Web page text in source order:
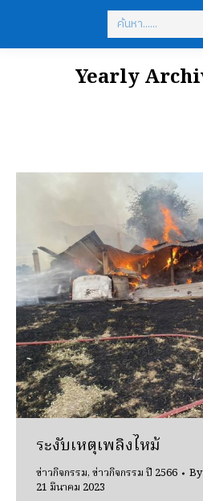
Search:
Yearly
ระงับเหตุเพลิงไหม้
ข่าวกิจกรรม,ข่าวกิจกรรม ปี 2566 By
21 มีนาคม 2023